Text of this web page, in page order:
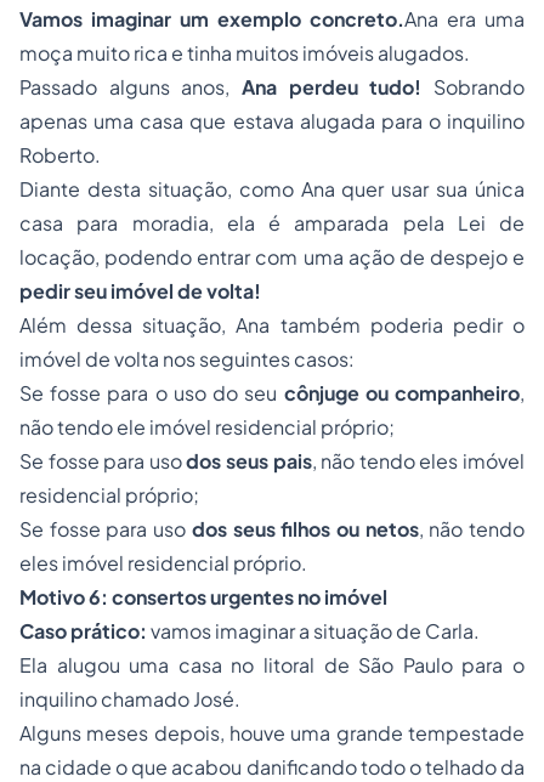
Vamos imaginar um exemplo concreto.Ana era uma
moça muito rica e tinha muitos imóveis alugados.
Passado alguns anos, Ana perdeu tudo!
Sobrando
apenas uma casa que estava alugada para o inquilino
Roberto.
Diante desta situação, como Ana quer usar sua única
casa para moradia, ela é amparada pela Lei de
locação, podendo entrar com uma ação de despejo e
pedir seu imóvel de volta!
Além dessa situação, Ana também poderia pedir o
imóvel de volta nos seguintes casos:
Se fosse para o uso do seu cônjuge ou companheiro,
não tendo ele imóvel residencial próprio;
Se fosse para usodos seus pais, não tendo eles imóvel
residencial próprio;
Se fosse para uso dos seus filhos ou netos, não tendo
eles imóvel residencial próprio.
Motivo 6: consertos urgentes no imóvel
Caso prático: vamos imaginar a situação de Carla.
Ela alugou uma casa no litoral de São Paulo para o
inquilino chamado José.
Alguns meses depois, houve uma grande tempestade
na cidade o que acabou danificando todo o telhado da